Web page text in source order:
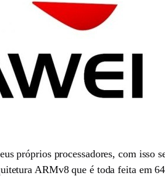
próprios processadores, com isso
ARMv8 que é toda feita em